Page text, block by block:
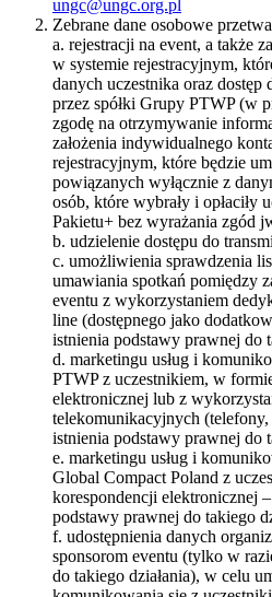
ungc@ungc.org.pl
Zebrane dane osobowe
a. rejestracji na event, a także
w systemie rejestracyjnym,
danych uczestnika oraz dostęp
przez spółki Grupy PTWP (w
zgodę na otrzymywanie
założenia indywidualnego
rejestracyjnym, które będzie
powiązanych wyłącznie z
osób, które wybrały i opłaciły
Pakietu+ bez wyrażania zgód
b. udzielenie dostępu do
c. umożliwienia sprawdzenia
umawiania spotkań pomiędzy
eventu z wykorzystaniem
line (dostępnego jako
istnienia podstawy prawnej do
d. marketingu usług i
PTWP z uczestnikiem, w
elektronicznej lub z
telekomunikacyjnych
istnienia podstawy prawnej do
e. marketingu usług i
Global Compact Poland z
korespondencji elektronicznej
podstawy prawnej do takiego
f. udostępnienia danych
sponsorom eventu (tylko w
do takiego działania), w celu